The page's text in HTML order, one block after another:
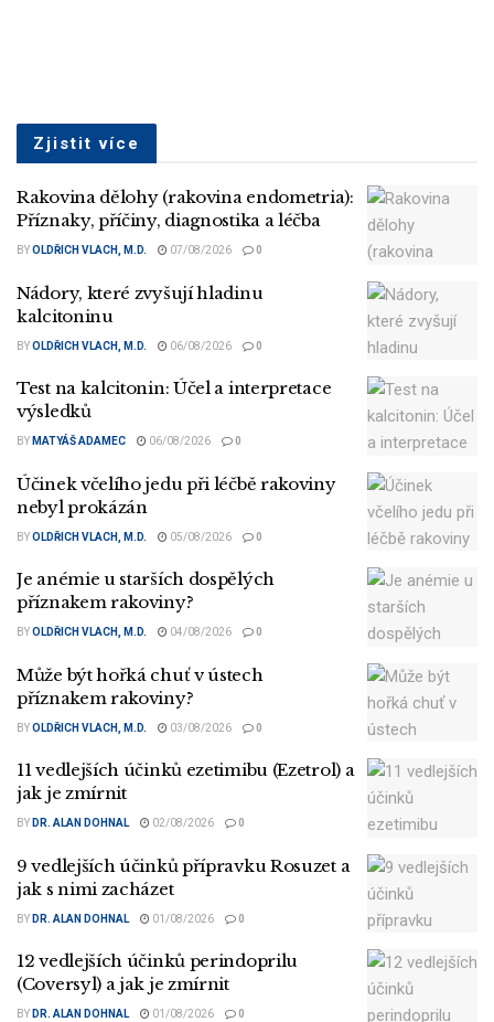
Zjistit více
Rakovina dělohy (rakovina endometria):
Příznaky, příčiny, diagnostika a léčba
BYOLDŘICH VLACH, M.D. 07/08/2026 0
Nádory, které zvyšují hladinu
kalcitoninu
BYOLDŘICH VLACH, M.D. 06/08/2026 0
Test na kalcitonin: Účel a interpretace
výsledků
BY MATYÁŠ ADAMEC 06/08/2026 0
Účinek včelího jedu při léčbě rakoviny
nebyl prokázán
BYOLDŘICH VLACH, M.D. 05/08/2026 0
Je anémie u starších dospělých
příznakem rakoviny?
BYOLDŘICH VLACH, M.D. 04/08/2026 0
Může být hořká chuť v ústech
příznakem rakoviny?
BYOLDŘICH VLACH, M.D. 03/08/2026 0
11 vedlejších účinků ezetimibu (Ezetrol) a
jak je zmírnit
BY DR. ALAN DOHNAL 02/08/2026 0
9 vedlejších účinků přípravku Rosuzet a
jak s nimi zacházet
BY DR. ALAN DOHNAL 01/08/2026 0
12 vedlejších účinků perindoprilu
(Coversyl) a jak je zmírnit
BY DR. ALAN DOHNAL 01/08/2026 0